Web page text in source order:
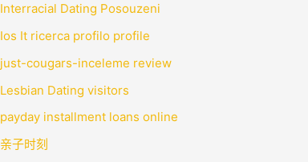
Interracial Dating Posouzeni
Ios It ricerca profilo profile
just-cougars-inceleme review
Lesbian Dating visitors
payday installment loans online
亲子时刻